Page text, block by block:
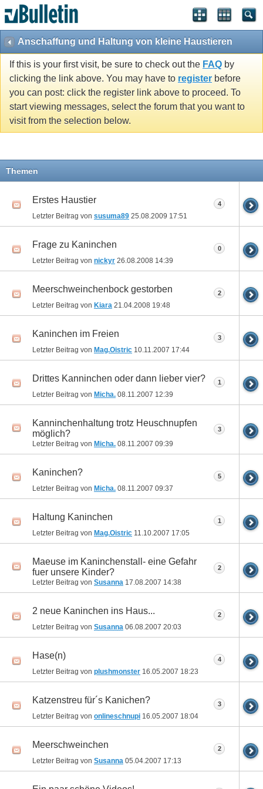
Anschaffung und Haltung von kleine Haustieren
If this is your first visit, be sure to check out the FAQ by
clicking the link above. You may have to register before
you can post: click the register link above to proceed. To
start viewing messages, select the forum that you want to
visit from the selection below.
Themen
Erstes Haustier
Letzter Beitrag von susuma89 25.08.2009 17:51
4
Frage zu Kaninchen
Letzter Beitrag von nickyr 26.08.2008 14:39
0
Meerschweinchenbock gestorben
Letzter Beitrag von Kiara 21.04.2008 19:48
2
Kaninchen im Freien
Letzter Beitrag von Mag.Oistric 10.11.2007 17:44
3
Drittes Kanninchen oder dann lieber vier?
Letzter Beitrag von Micha. 08.11.2007 12:39
1
Kanninchenhaltung trotz Heuschnupfen
möglich?
Letzter Beitrag von Micha. 08.11.2007 09:39
3
Kaninchen?
Letzter Beitrag von Micha. 08.11.2007 09:37
5
Haltung Kaninchen
Letzter Beitrag von Mag.Oistric 11.10.2007 17:05
1
Maeuse im Kaninchenstall- eine Gefahr
fuer unsere Kinder?
Letzter Beitrag von Susanna 17.08.2007 14:38
2
2 neue Kaninchen ins Haus...
Letzter Beitrag von Susanna 06.08.2007 20:03
2
Hase(n)
Letzter Beitrag von plushmonster 16.05.2007 18:23
4
Katzenstreu für´s Kanichen?
Letzter Beitrag von onlineschnupi 16.05.2007 18:04
3
Meerschweinchen
Letzter Beitrag von Susanna 05.04.2007 17:13
2